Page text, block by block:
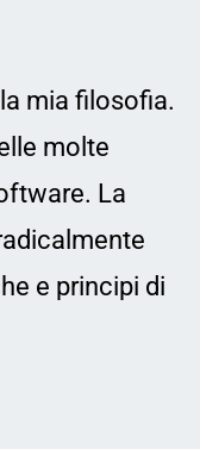
mia filosofia.
molte
La
e principi di